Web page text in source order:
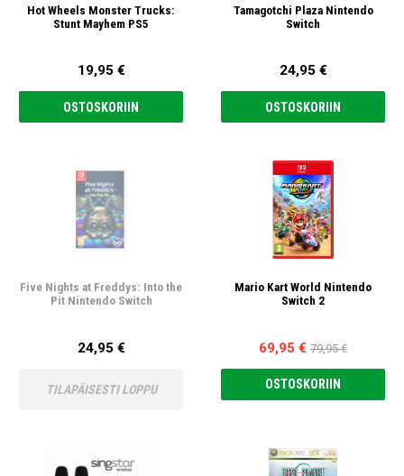
Hot Wheels Monster Trucks:
Stunt Mayhem PS5
19,95 €
OSTOSKORIIN
Tamagotchi Plaza Nintendo
Switch
24,95 €
OSTOSKORIIN
Five Nights at Freddys: Into the
Pit Nintendo Switch
24,95 €
TILAPÄISESTI LOPPU
Mario Kart World Nintendo
Switch 2
69,95 € 79,95 €
OSTOSKORIIN